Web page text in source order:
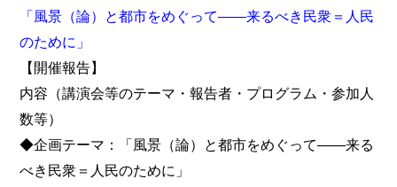
「風景（論）と都市をめぐって――来るべき民衆＝人民
のために」
【開催報告】
内容（講演会等のテーマ・報告者・プログラム・参加人
数等）
◆企画テーマ：「風景（論）と都市をめぐって――来る
べき民衆＝人民のために」